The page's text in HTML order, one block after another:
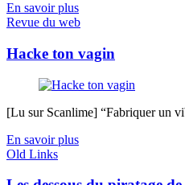
En savoir plus
Revue du web
Hacke ton vagin
[Lu sur Scanlime] “Fabriquer un
En savoir plus
Old Links